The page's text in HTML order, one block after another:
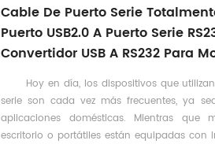
Cable De Puerto Serie
Puerto USB2.0 A Puerto Serie
Convertidor USB A RS232 Para
Hoy en día, los dispositivos que
serie son cada vez más frecuentes, ya
aplicaciones domésticas. Mientras que
escritorio o portátiles están equipadas con